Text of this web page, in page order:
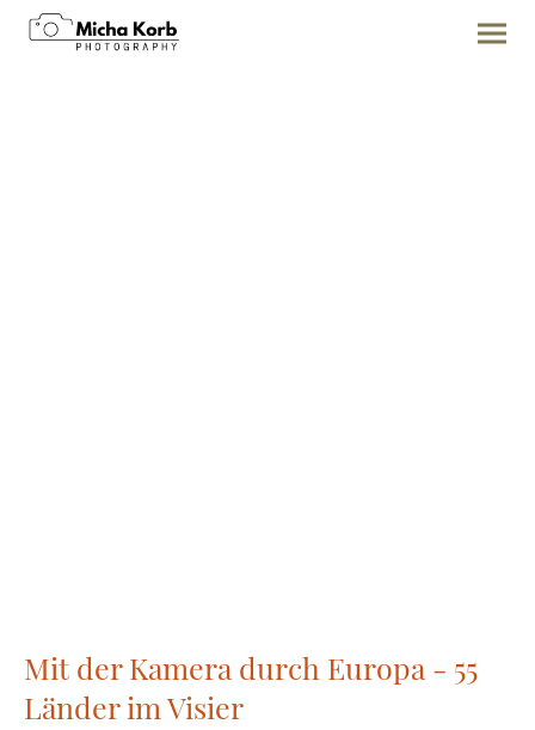
Mit der Kamera durch Europa - 55
Länder im Visier